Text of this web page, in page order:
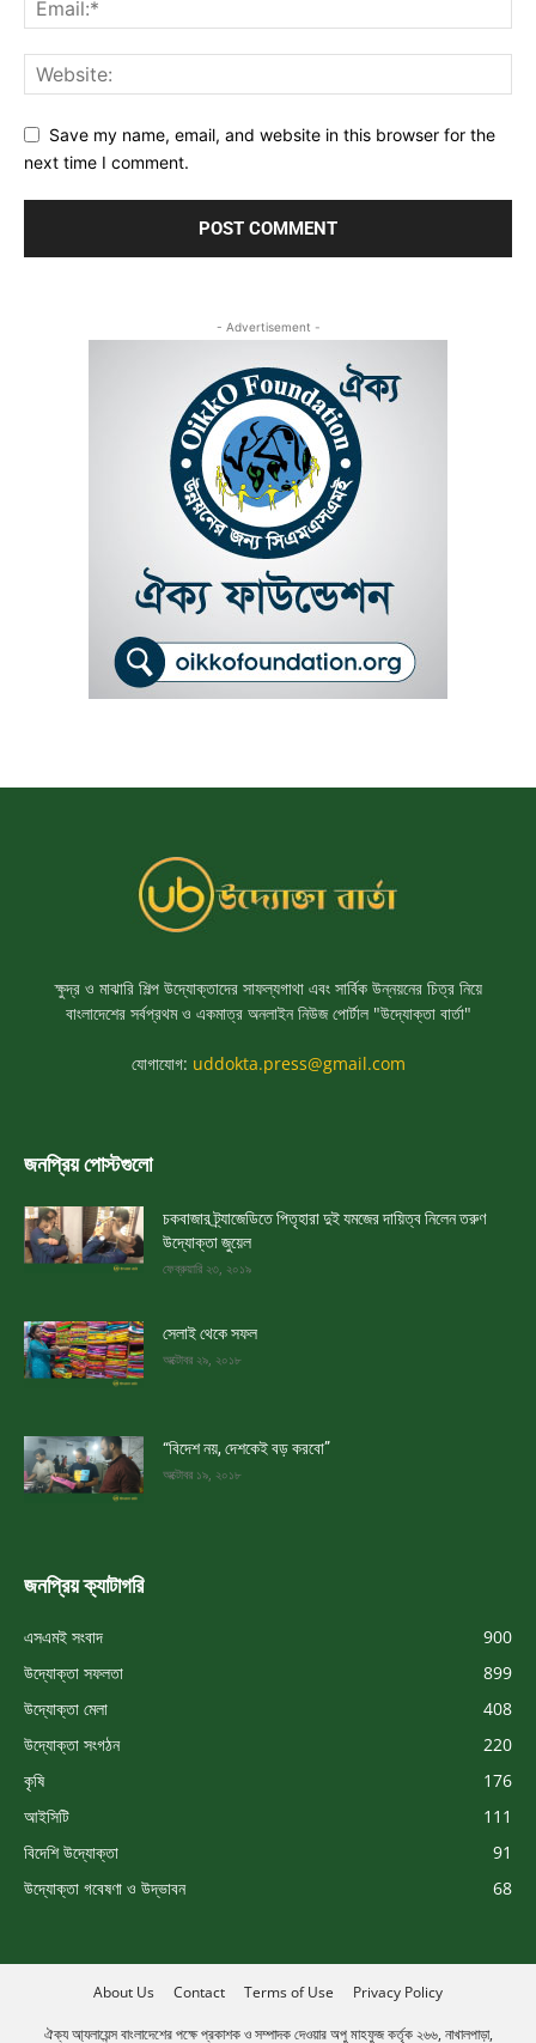
Save my name, email, and website in this browser for the
next time I comment.
- Advertisement -
ক্ষুদ্র ও মাঝারি শিল্প উদ্যোক্তাদের সাফল্যগাথা এবং সার্বিক উন্নয়নের চিত্র নিয়ে
বাংলাদেশের সর্বপ্রথম ও একমাত্র অনলাইন নিউজ পোর্টাল "উদ্যোক্তা বার্তা"
যোগাযোগ: uddokta.press@gmail.com
জনপ্রিয় পোস্টগুলো
চকবাজার ট্র্যাজেডিতে পিতৃহারা দুই যমজের দায়িত্ব নিলেন তরুণ
উদ্যোক্তা জুয়েল
ফেব্রুয়ারি ২৩, ২০১৯
সেলাই থেকে সফল
অক্টোবর ২৯, ২০১৮
“বিদেশ নয়, দেশকেই বড় করবো”
অক্টোবর ১৯, ২০১৮
জনপ্রিয় ক্যাটাগরি
এসএমই সংবাদ
900
উদ্যোক্তা সফলতা
899
উদ্যোক্তা মেলা
408
উদ্যোক্তা সংগঠন
220
কৃষি
176
আইসিটি
111
বিদেশি উদ্যোক্তা
91
উদ্যোক্তা গবেষণা ও উদ্ভাবন
68
About Us Contact Terms of Use Privacy Policy
ঐক্য আ্যলায়েন্স বাংলাদেশের পক্ষে প্রকাশক ও সম্পাদক দেওয়ার অপু মাহফুজ কর্তৃক ২৬৬, নাখালপাড়া,